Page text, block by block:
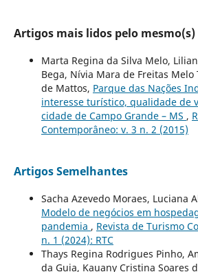
Artigos mais lidos pelo
Marta Regina da Silva Melo,
Bega, Nívia Mara de Freitas Melo
de Mattos, Parque das Nações
interesse turístico, qualidade de
cidade de Campo Grande – MS ,
Contemporâneo: v. 3 n. 2 (2015)
Artigos Semelhantes
Sacha Azevedo Moraes, Luciana
Modelo de negócios em
pandemia , Revista de Turismo
n. 1 (2024): RTC
Thays Regina Rodrigues Pinho,
da Guia, Kauany Cristina Soares